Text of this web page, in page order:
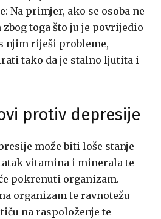
Na primjer, ako se osoba ne
toga što ju je povrijedio
njim riješi probleme,
tako da je stalno ljutita i
protiv depresije
može biti loše stanje
vitamina i minerala te
pokrenuti organizam.
organizam te ravnotežu
na raspoloženje te